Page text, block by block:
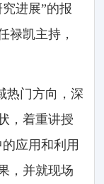
进展”的报
禄凯主持，
热门方向，深
，着重讲授
应用和利用
，并就现场